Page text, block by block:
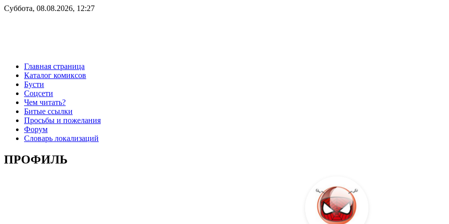
Суббота, 08.08.2026, 12:27
Главная страница
Каталог комиксов
Бусти
Соцсети
Чем читать?
Битые ссылки
Просьбы и пожелания
Форум
Словарь локализаций
ПРОФИЛЬ